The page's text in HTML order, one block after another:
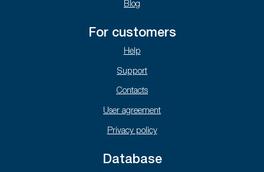
Blog
For customers
Help
Support
Contacts
User agreement
Privacy policy
Database